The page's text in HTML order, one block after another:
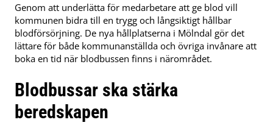
Genom att underlätta för medarbetare att ge blod vill
kommunen bidra till en trygg och långsiktigt hållbar
blodförsörjning. De nya hållplatserna i Mölndal gör det
lättare för både kommunanställda och övriga invånare att
boka en tid när blodbussen finns i närområdet.
Blodbussar ska stärka
beredskapen